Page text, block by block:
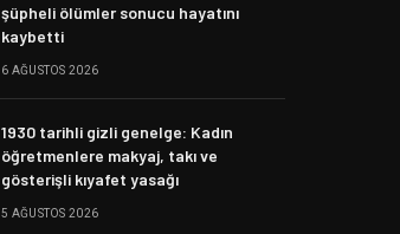
şüpheli ölümler sonucu hayatını
kaybetti
6 AĞUSTOS 2026
1930 tarihli gizli genelge: Kadın
öğretmenlere makyaj, takı ve
gösterişli kıyafet yasağı
5 AĞUSTOS 2026